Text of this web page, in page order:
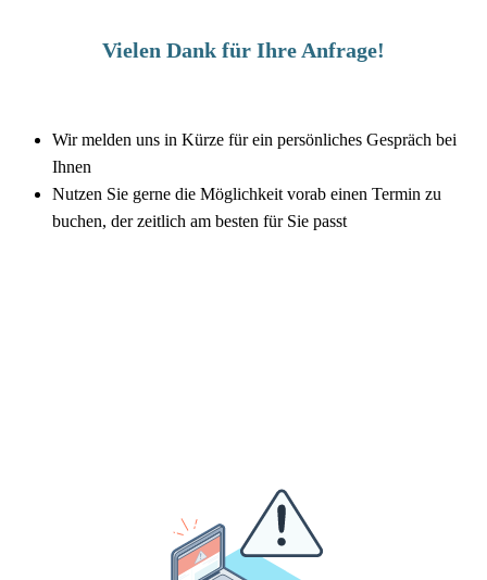
Vielen Dank für Ihre Anfrage!
Wir melden uns in Kürze für ein persönliches Gespräch bei
Ihnen
Nutzen Sie gerne die Möglichkeit vorab einen Termin zu
buchen, der zeitlich am besten für Sie passt